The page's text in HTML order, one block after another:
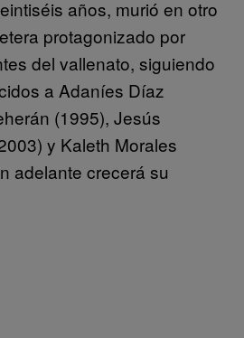
años, murió en otro
protagonizado por
del vallenato, siguiendo
a Adaníes Díaz
(1995), Jesús
y Kaleth Morales
adelante crecerá su